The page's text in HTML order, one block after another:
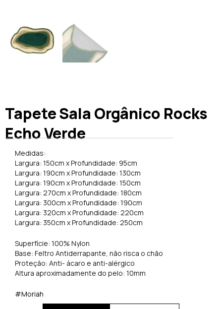
Tapete Sala Orgânico Rocks
Echo Verde
Medidas:
Largura: 150cm x Profundidade: 95cm
Largura: 190cm x Profundidade: 130cm
Largura: 190cm x Profundidade: 150cm
Largura: 270cm x Profundidade: 180cm
Largura: 300cm x Profundidade: 190cm
Largura: 320cm x Profundidade: 220cm
Largura: 350cm x Profundidade: 250cm
Superfície: 100% Nylon
Base: Feltro Antiderrapante, não risca o chão
Proteção: Anti- ácaro e anti-alérgico
Altura aproximadamente do pelo: 10mm
#Moriah